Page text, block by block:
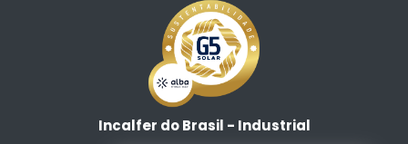
Incalfer do Brasil - Industrial